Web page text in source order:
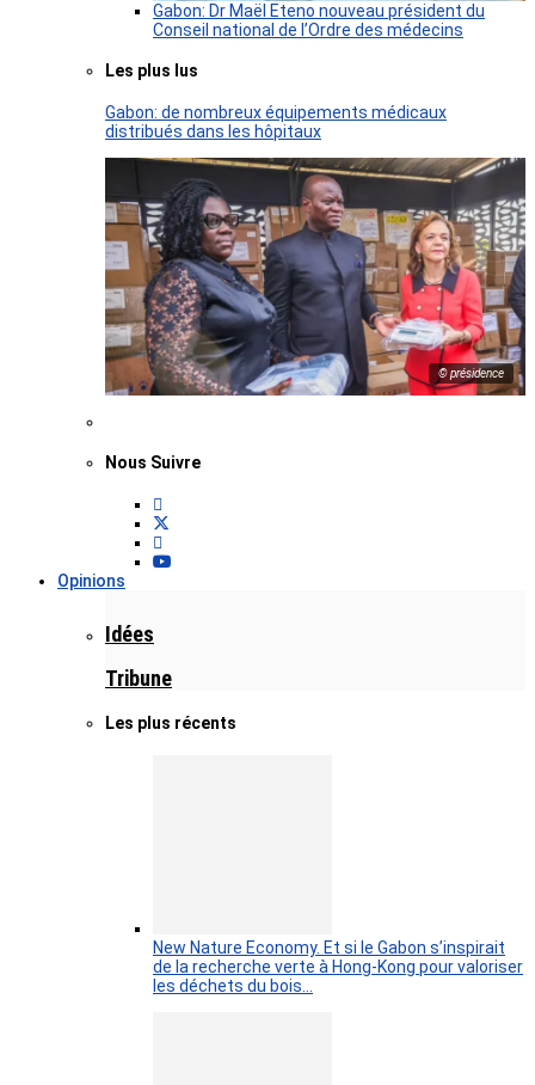
Gabon: Dr Maël Eteno nouveau président du
Conseil national de l’Ordre des médecins
Les plus lus
Gabon: de nombreux équipements médicaux
distribués dans les hôpitaux
© présidence
Nous Suivre
Opinions
Idées
Tribune
Les plus récents
New Nature Economy. Et si le Gabon s’inspirait
de la recherche verte à Hong-Kong pour valoriser
les déchets du bois…